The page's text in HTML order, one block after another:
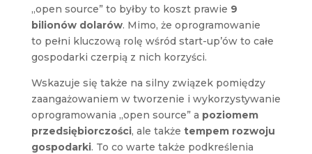
„open source” to byłby to koszt prawie 9
bilionów dolarów. Mimo, że oprogramowanie
to pełni kluczową rolę wśród start-up’ów to całe
gospodarki czerpią z nich korzyści.
Wskazuje się także na silny związek pomiędzy
zaangażowaniem w tworzenie i wykorzystywanie
oprogramowania „open source” a poziomem
przedsiębiorczości, ale także tempem rozwoju
gospodarki. To co warte także podkreślenia